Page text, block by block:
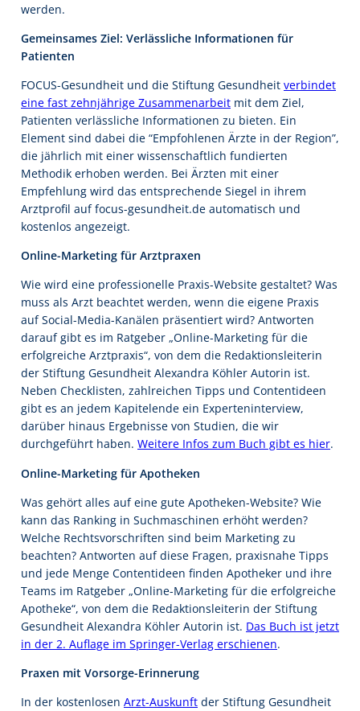
werden.
Gemeinsames Ziel: Verlässliche Informationen für
Patienten
FOCUS-Gesundheit und die Stiftung Gesundheit verbindet
eine fast zehnjährige Zusammenarbeit mit dem Ziel,
Patienten verlässliche Informationen zu bieten. Ein
Element sind dabei die “Empfohlenen Ärzte in der Region”,
die jährlich mit einer wissenschaftlich fundierten
Methodik erhoben werden. Bei Ärzten mit einer
Empfehlung wird das entsprechende Siegel in ihrem
Arztprofil auf focus-gesundheit.de automatisch und
kostenlos angezeigt.
Online-Marketing für Arztpraxen
Wie wird eine professionelle Praxis-Website gestaltet? Was
muss als Arzt beachtet werden, wenn die eigene Praxis
auf Social-Media-Kanälen präsentiert wird? Antworten
darauf gibt es im Ratgeber „Online-Marketing für die
erfolgreiche Arztpraxis“, von dem die Redaktionsleiterin
der Stiftung Gesundheit Alexandra Köhler Autorin ist.
Neben Checklisten, zahlreichen Tipps und Contentideen
gibt es an jedem Kapitelende ein Experteninterview,
darüber hinaus Ergebnisse von Studien, die wir
durchgeführt haben. Weitere Infos zum Buch gibt es hier.
Online-Marketing für Apotheken
Was gehört alles auf eine gute Apotheken-Website? Wie
kann das Ranking in Suchmaschinen erhöht werden?
Welche Rechtsvorschriften sind beim Marketing zu
beachten? Antworten auf diese Fragen, praxisnahe Tipps
und jede Menge Contentideen finden Apotheker und ihre
Teams im Ratgeber „Online-Marketing für die erfolgreiche
Apotheke“, von dem die Redaktionsleiterin der Stiftung
Gesundheit Alexandra Köhler Autorin ist. Das Buch ist jetzt
in der 2. Auflage im Springer-Verlag erschienen.
Praxen mit Vorsorge-Erinnerung
In der kostenlosen Arzt-Auskunft der Stiftung Gesundheit